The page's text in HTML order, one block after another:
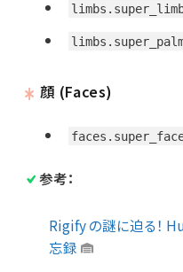
顔 (Faces)
参考：
Rigify の謎に迫る！
忘録